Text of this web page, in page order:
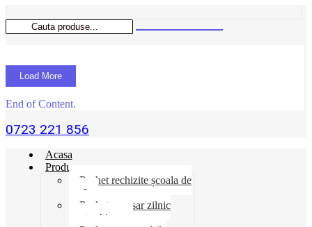
Load More
End of Content.
0723 221 856
Acasa
Produse
Pachet rechizite școala de
vară
Pachet necesar zilnic
pentru birou